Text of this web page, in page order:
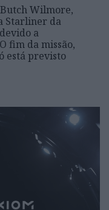
Wilmore,
Starliner da
a
fim da missão,
está previsto